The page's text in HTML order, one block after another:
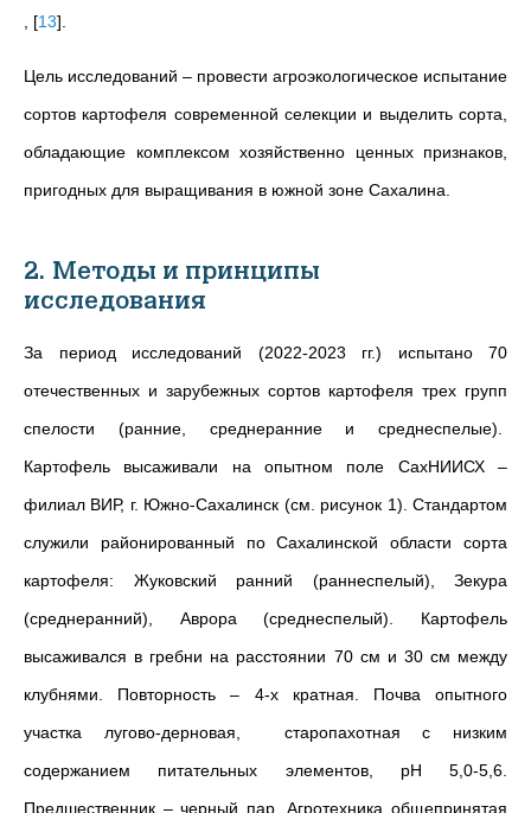
[13]
Цель исследований – провести агроэкологическое испытание
сортов картофеля современной селекции и выделить сорта,
обладающие комплексом хозяйственно ценных признаков,
пригодных для выращивания в южной зоне Сахалина.
2. Методы и принципы
исследования
За период исследований (2022-2023 гг.) испытано 70
отечественных и зарубежных сортов картофеля трех групп
спелости (ранние, среднеранние и среднеспелые).
Картофель высаживали на опытном поле СахНИИСХ –
филиал ВИР, г. Южно-Сахалинск (см. рисунок 1). Стандартом
служили районированный по Сахалинской области сорта
картофеля: Жуковский ранний (раннеспелый), Зекура
(среднеранний), Аврора (среднеспелый). Картофель
высаживался в гребни на расстоянии 70 см и 30 см между
клубнями. Повторность – 4-х кратная. Почва опытного
участка лугово-дерновая, старопахотная с низким
содержанием питательных элементов, рН 5,0-5,6.
Предшественник – черный пар. Агротехника общепринятая